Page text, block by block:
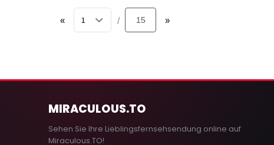
« / 15 »
MIRACULOUS.TO
Sehen Sie Ihre Lieblingsfernsehsendung online auf
Miraculous.TO!